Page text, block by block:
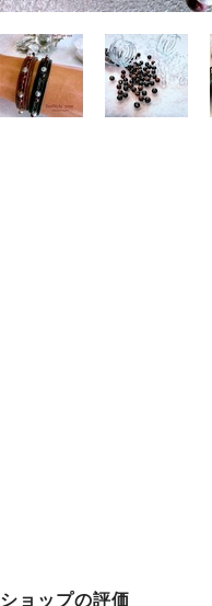
ショップの評価